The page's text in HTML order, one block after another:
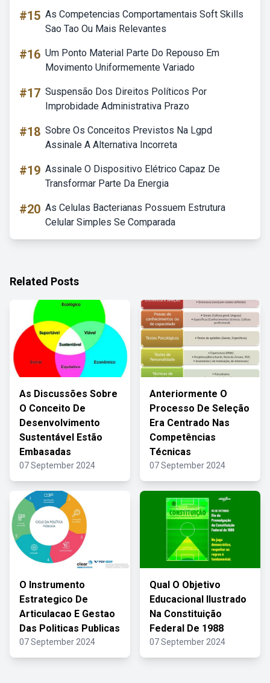
#15 As Competencias Comportamentais Soft Skills
Sao Tao Ou Mais Relevantes
#16 Um Ponto Material Parte Do Repouso Em
Movimento Uniformemente Variado
#17 Suspensão Dos Direitos Políticos Por
Improbidade Administrativa Prazo
#18 Sobre Os Conceitos Previstos Na Lgpd
Assinale A Alternativa Incorreta
#19 Assinale O Dispositivo Elétrico Capaz De
Transformar Parte Da Energia
#20 As Celulas Bacterianas Possuem Estrutura
Celular Simples Se Comparada
Related Posts
As Discussões Sobre
O Conceito De
Desenvolvimento
Sustentável Estão
Embasadas
07 September 2024
Anteriormente O
Processo De Seleção
Era Centrado Nas
Competências
Técnicas
07 September 2024
O Instrumento
Estrategico De
Articulacao E Gestao
Das Politicas Publicas
07 September 2024
Qual O Objetivo
Educacional Ilustrado
Na Constituição
Federal De 1988
07 September 2024